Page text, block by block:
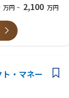
万円 ~ 2,100 万円
・マネー